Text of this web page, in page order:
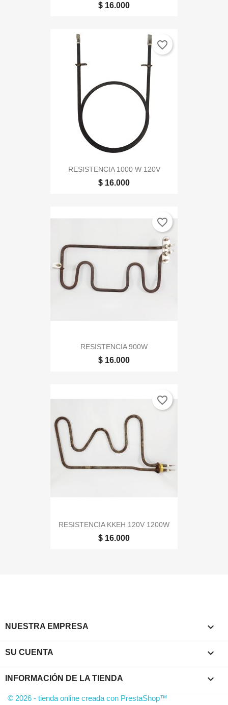
$ 16.000
RESISTENCIA 1000 W 120V
$ 16.000
favorite_border
RESISTENCIA 900W
$ 16.000
favorite_border
RESISTENCIA KKEH 120V 1200W
$ 16.000
favorite_border
NUESTRA EMPRESA 
SU CUENTA 
INFORMACIÓN DE LA TIENDA keyboard_arrow_down
© 2026 - tienda online creada con PrestaShop™